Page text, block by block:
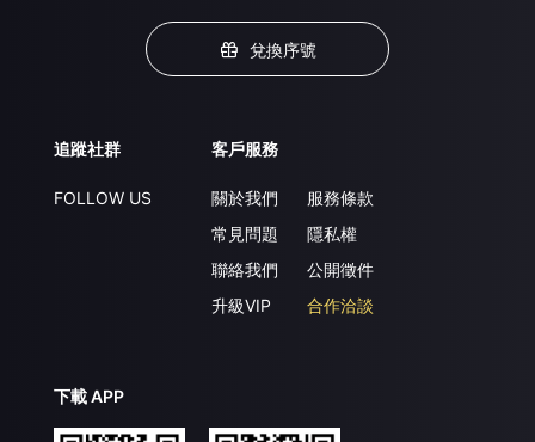
兌換序號
追蹤社群
FOLLOW US
客戶服務
關於我們
常見問題
聯絡我們
升級VIP
服務條款
隱私權
公開徵件
合作洽談
下載 APP